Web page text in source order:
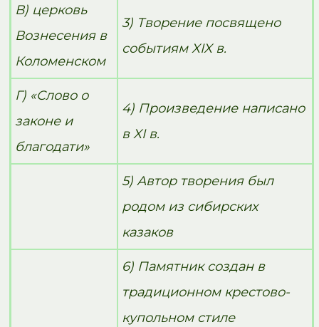
В) церковь
Вознесения в
Коломенском
3) Творение посвящено
событиям XIX в.
Г) «Слово о
законе и
благодати»
4) Произведение написано
в XI в.
5) Автор творения был
родом из сибирских
казаков
6) Памятник создан в
традиционном крестово-
купольном стиле